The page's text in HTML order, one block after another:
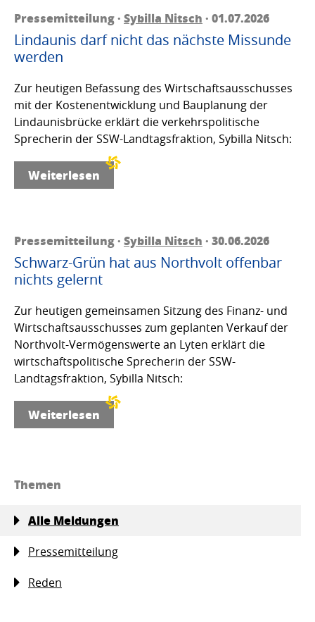
Pressemitteilung · Sybilla Nitsch · 01.07.2026
Lindaunis darf nicht das nächste Missunde
werden
Zur heutigen Befassung des Wirtschaftsausschusses
mit der Kostenentwicklung und Bauplanung der
Lindaunisbrücke erklärt die verkehrspolitische
Sprecherin der SSW-Landtagsfraktion, Sybilla Nitsch:
Weiterlesen
Pressemitteilung · Sybilla Nitsch · 30.06.2026
Schwarz-Grün hat aus Northvolt offenbar
nichts gelernt
Zur heutigen gemeinsamen Sitzung des Finanz- und
Wirtschaftsausschusses zum geplanten Verkauf der
Northvolt-Vermögenswerte an Lyten erklärt die
wirtschaftspolitische Sprecherin der SSW-
Landtagsfraktion, Sybilla Nitsch:
Weiterlesen
Themen
Alle Meldungen
Pressemitteilung
Reden